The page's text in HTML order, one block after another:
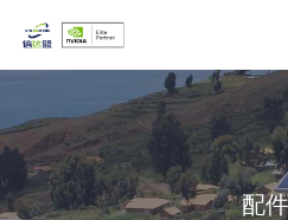
配件